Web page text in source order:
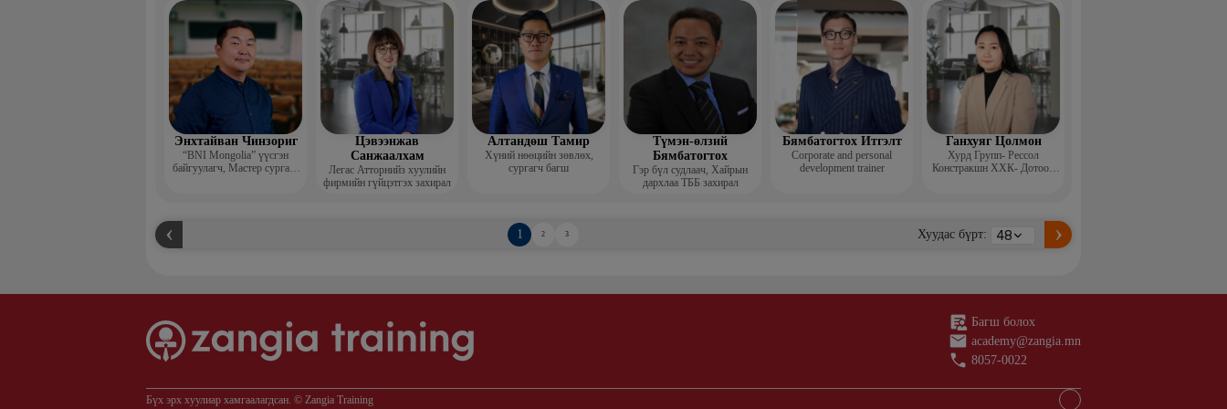
мисс, Топ модель
Энхтайван Чинзориг
“BNI Mongolia” үүсгэн
байгуулагч, Мастер сургагч
Цэвээнжав
Санжаалхам
Легас Атторнийз хуулийн
фирмийн гүйцэтгэх захирал
Алтандөш Тамир
Хүний нөөцийн зөвлөх,
сургагч багш
Түмэн-өлзий
Бямбатогтох
Гэр бүл судлаач, Хайрын
дархлаа ТББ захирал
Бямбатогтох Итгэлт
Corporate and personal
development trainer
Ганхуяг Цолмон
Хурд Групп- Рессол
Констракшн ХХК- Дотоод
1 2 3 Хуудас бүрт:
Багш болох
academy@zangia.mn
8057-0022
Бүх эрх хуулиар хамгаалагдсан. © Zangia Training